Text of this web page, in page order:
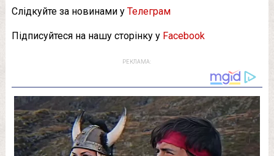
Слідкуйте за новинами у Телеграм
Підписуйтеся на нашу сторінку у Facebook
РЕКЛАМА: